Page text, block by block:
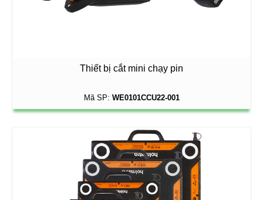
Thiết bị cắt mini chạy pin
Mã SP: WE0101CCU22-001